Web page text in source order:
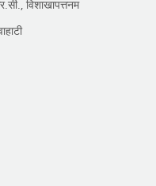
विशाखापत्तनम